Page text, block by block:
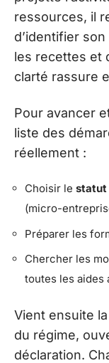
ressources, il
d’identifier son
les recettes et
clarté rassure
Pour avancer
liste des
réellement :
Choisir le statut
(micro-
Préparer les
Chercher les
toutes les aides
Vient ensuite
du régime,
déclaration.